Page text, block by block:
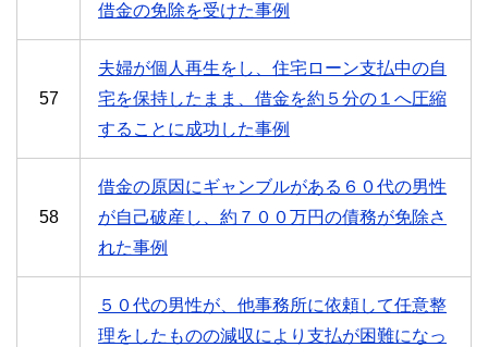
借金の免除を受けた事例
57
夫婦が個人再生をし、住宅ローン支払中の自
宅を保持したまま、借金を約５分の１へ圧縮
することに成功した事例
58
借金の原因にギャンブルがある６０代の男性
が自己破産し、約７００万円の債務が免除さ
れた事例
５０代の男性が、他事務所に依頼して任意整
理をしたものの減収により支払が困難になっ